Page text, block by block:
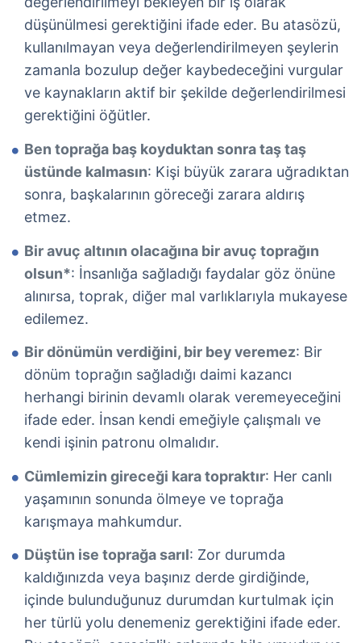
düşünülmesi gerektiğini ifade eder. Bu atasözü,
kullanılmayan veya değerlendirilmeyen şeylerin
zamanla bozulup değer kaybedeceğini vurgular
ve kaynakların aktif bir şekilde değerlendirilmesi
gerektiğini öğütler.
Ben toprağa baş koyduktan sonra taş taş
üstünde kalmasın: Kişi büyük zarara uğradıktan
sonra, başkalarının göreceği zarara aldırış
etmez.
Bir avuç altının olacağına bir avuç toprağın
olsun*: İnsanlığa sağladığı faydalar göz önüne
alınırsa, toprak, diğer mal varlıklarıyla mukayese
edilemez.
Bir dönümün verdiğini, bir bey veremez: Bir
dönüm toprağın sağladığı daimi kazancı
herhangi birinin devamlı olarak veremeyeceğini
ifade eder. İnsan kendi emeğiyle çalışmalı ve
kendi işinin patronu olmalıdır.
Cümlemizin gireceği kara topraktır: Her canlı
yaşamının sonunda ölmeye ve toprağa
karışmaya mahkumdur.
Düştün ise toprağa sarıl: Zor durumda
kaldığınızda veya başınız derde girdiğinde,
içinde bulunduğunuz durumdan kurtulmak için
her türlü yolu denemeniz gerektiğini ifade eder.